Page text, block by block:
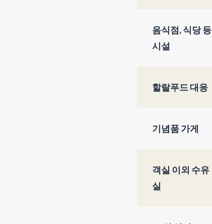
음식점, 식당 등
시설
할랄푸드 대응
기념품 가게
객실 이외 수유
실